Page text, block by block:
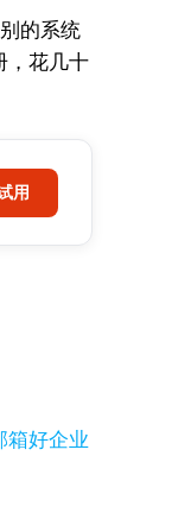
的系统
，花几十
用
箱好企业